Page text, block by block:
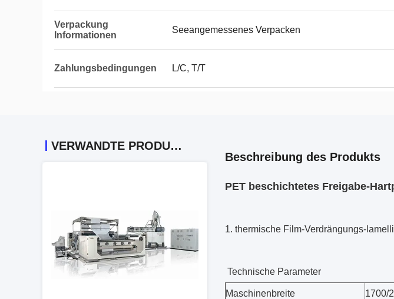
Verpackung
Informationen
Seeangemessenes Verpacken
Zahlungsbedingungen L/C, T/T
VERWANDTE PRODUKTE
Beschreibung des Produkts
PET beschichtetes Freigabe-
1. thermische Film-Verdrängungs-
Technische Parameter
Maschinenbreite 1700/